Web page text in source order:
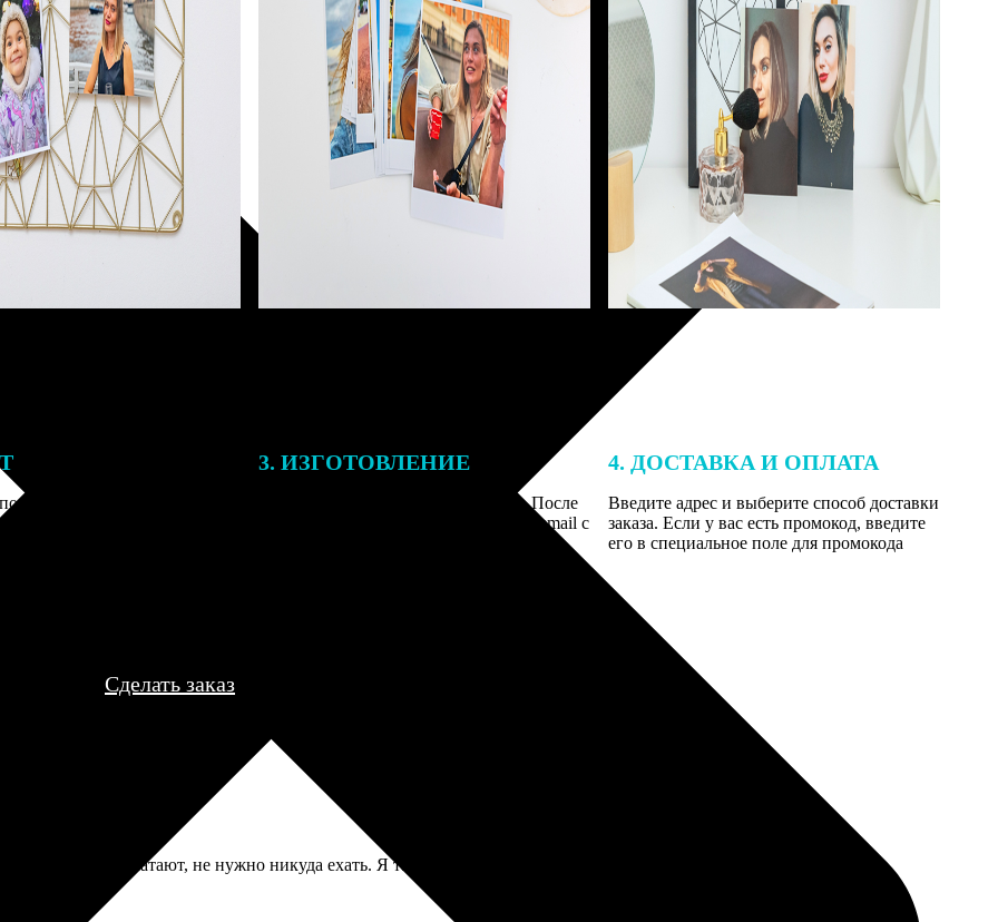
заказа к печати
могут связаться с Вами
телефону или email для
деталей.
3. ИЗГОТОВЛЕНИЕ
Оплатите заказ банковской картой. После
оплаты получите подтверждение на email с
описанием заказа. Когда отправим заказ
4. ДОСТАВКА И ОПЛАТА
Введите адрес и выберите способ доставки
заказа. Если у вас есть промокод, введите
его в специальное поле для промокода
Сделать заказ
и их печатают, не нужно никуда ехать. Я так памятные моменты с детьми распечатываю периодически,